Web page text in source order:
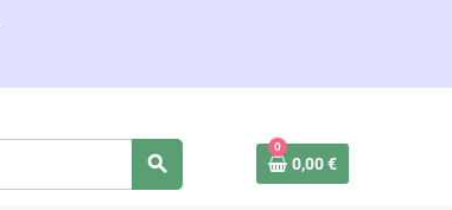
search
0
0,00 €